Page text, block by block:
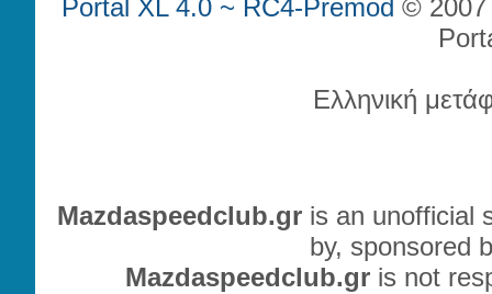
Portal XL 4.0 ~ RC4-Premod © 2007
Ελληνική
Mazdaspeedclub.gris an unofficial
by, sponsored
Mazdaspeedclub.gris not